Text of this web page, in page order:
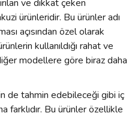
ve dikkat çeken
ürünleridir. Bu ürünler adı
açısından özel olarak
kullanıldığı rahat ve
modellere göre biraz daha
de tahmin edebileceği gibi iç
farklıdır. Bu ürünler özellikle